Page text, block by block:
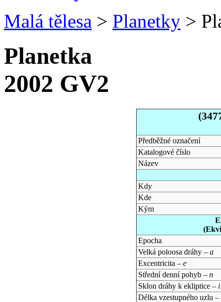
Malá tělesa > Planetky >
Planetka
2002 GV2
Předběžné označení
Katalogové číslo
Název
Kdy
Kde
Kým
Epocha
Velká poloosa dráhy – a
Excentricita – e
Střední denní pohyb – n
Sklon dráhy k ekliptice – i
Délka vzestupného uzlu –